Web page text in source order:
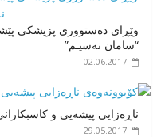
وێڕای دەستووری پزیشکی
“سامان نەسیـم”
02.06.2017
ناڕەزایی پیشەیی و
29.05.2017